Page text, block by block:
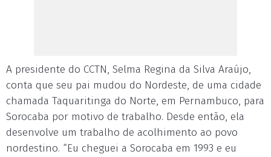
A presidente do CCTN, Selma Regina da Silva Araújo,
conta que seu pai mudou do Nordeste, de uma cidade
chamada Taquaritinga do Norte, em Pernambuco, para
Sorocaba por motivo de trabalho. Desde então, ela
desenvolve um trabalho de acolhimento ao povo
nordestino. “Eu cheguei a Sorocaba em 1993 e eu